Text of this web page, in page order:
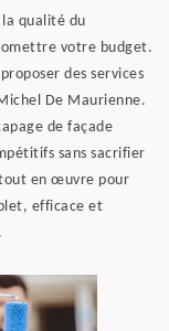
la qualité du
votre budget.
des services
De Maurienne.
de façade
sans sacrifier
en œuvre pour
efficace et